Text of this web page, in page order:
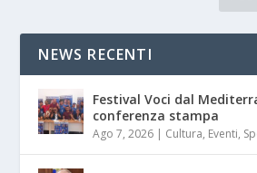
NEWS RECENTI
Festival Voci dal
conferenza stampa
Ago 7, 2026 Cultura, Eventi,